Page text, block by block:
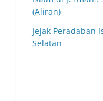
(Aliran)
Jejak Peradaban
Selatan